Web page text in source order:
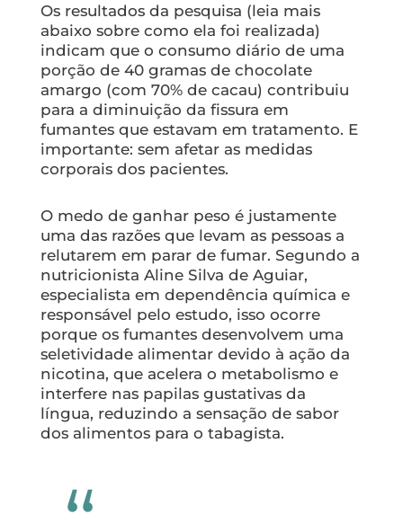
Os resultados da pesquisa (leia mais
abaixo sobre como ela foi realizada)
indicam que o consumo diário de uma
porção de 40 gramas de chocolate
amargo (com 70% de cacau) contribuiu
para a diminuição da fissura em
fumantes que estavam em tratamento. E
importante: sem afetar as medidas
corporais dos pacientes.
O medo de ganhar peso é justamente
uma das razões que levam as pessoas a
relutarem em parar de fumar. Segundo a
nutricionista Aline Silva de Aguiar,
especialista em dependência química e
responsável pelo estudo, isso ocorre
porque os fumantes desenvolvem uma
seletividade alimentar devido à ação da
nicotina, que acelera o metabolismo e
interfere nas papilas gustativas da
língua, reduzindo a sensação de sabor
dos alimentos para o tabagista.